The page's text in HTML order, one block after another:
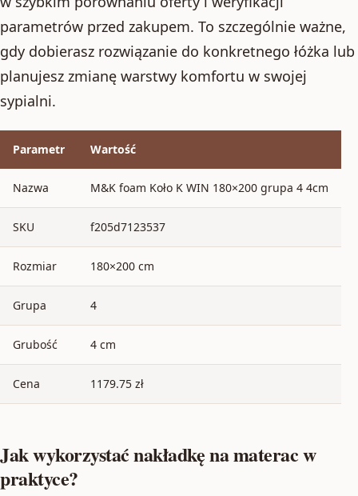
parametrów przed zakupem. To szczególnie ważne,
gdy dobierasz rozwiązanie do konkretnego łóżka lub
planujesz zmianę warstwy komfortu w swojej
sypialni.
Parametr Wartość
Nazwa M&K foam Koło K WIN 180×200 grupa 4 4cm
SKU f205d7123537
Rozmiar 180×200 cm
Grupa 4
Grubość 4 cm
Cena 1179.75 zł
Jak wykorzystać nakładkę na materac w
praktyce?